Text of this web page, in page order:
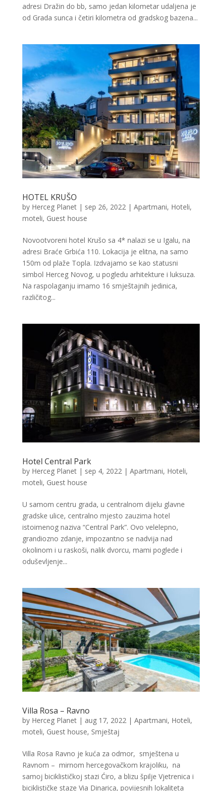
adresi Dražin do bb, samo jedan kilometar udaljena je
od Grada sunca i četiri kilometra od gradskog bazena...
HOTEL KRUŠO
by Herceg Planet| sep 26, 2022| Apartmani, Hoteli,
moteli, Guest house
Novootvoreni hotel Krušo sa 4* nalazi se u Igalu, na
adresi Braće Grbića 110. Lokacija je elitna, na samo
150m od plaže Topla. Izdvajamo se kao statusni
simbol Herceg Novog, u pogledu arhitekture i luksuza.
Na raspolaganju imamo 16 smještajnih jedinica,
različitog...
Hotel Central Park
by Herceg Planet| sep 4, 2022| Apartmani, Hoteli,
moteli, Guest house
U samom centru grada, u centralnom dijelu glavne
gradske ulice, centralno mjesto zauzima hotel
istoimenog naziva “Central Park”. Ovo velelepno,
grandiozno zdanje, impozantno se nadvija nad
okolinom i u raskoši, nalik dvorcu, mami poglede i
oduševljenje...
Villa Rosa – Ravno
by Herceg Planet| aug 17, 2022| Apartmani, Hoteli,
moteli, Guest house, Smještaj
Villa Rosa Ravno je kuća za odmor, smještena u
Ravnom – mirnom hercegovačkom krajoliku, na
samoj biciklističkoj stazi Ćiro, a blizu špilje Vjetrenica i
biciklističke staze Via Dinarica, povijesnih lokaliteta